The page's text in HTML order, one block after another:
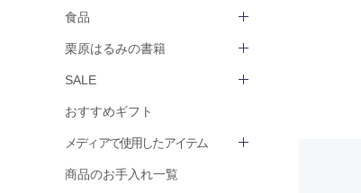
食品
栗原はるみの書籍
SALE
おすすめギフト
メディアで使用したアイテム
商品のお手入れ一覧